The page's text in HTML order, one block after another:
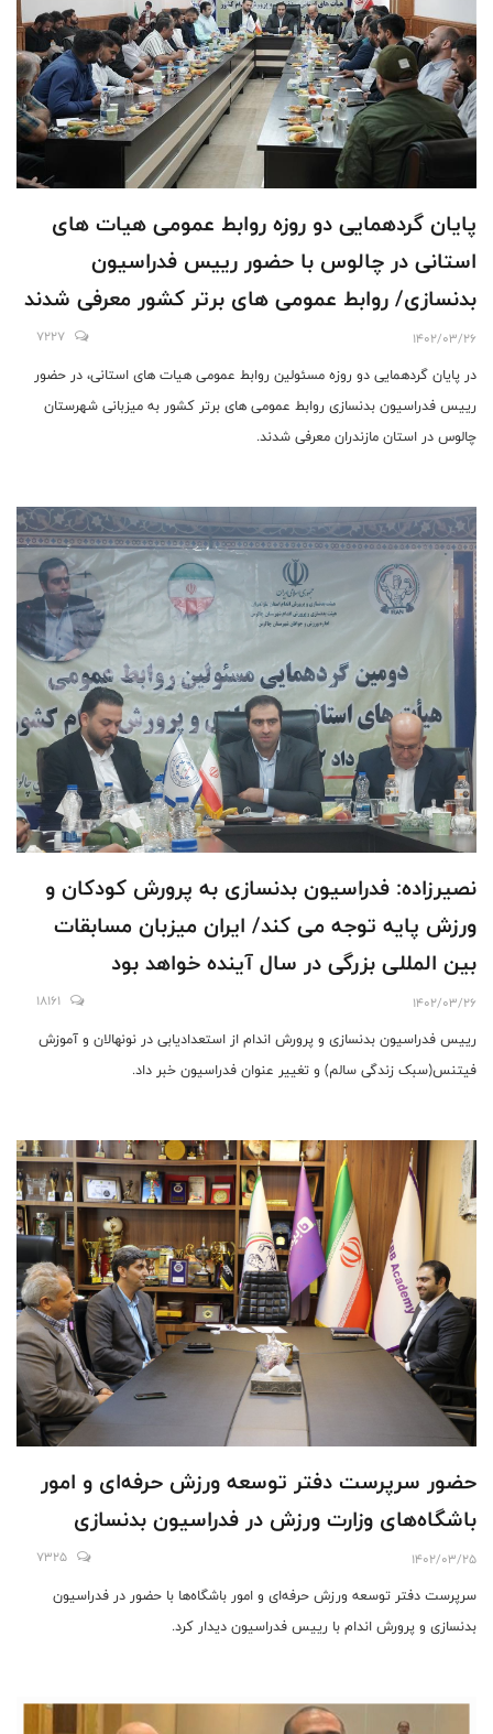
پایان گردهمایی دو روزه روابط عمومی هیات های
استانی در چالوس با حضور رییس فدراسیون
بدنسازی/ روابط عمومی های برتر کشور معرفی شدند
1402/03/26
7227
در پایان گردهمایی دو روزه مسئولین روابط عمومی هیات های استانی، در حضور
رییس فدراسیون بدنسازی روابط عمومی های برتر کشور به میزبانی شهرستان
چالوس در استان مازندران معرفی شدند.
نصیرزاده: فدراسیون بدنسازی به پرورش کودکان و
ورزش پایه توجه می کند/ ایران میزبان مسابقات
بین المللی بزرگی در سال آینده خواهد بود
1402/03/26
18161
رییس فدراسیون بدنسازی و پرورش اندام از استعدادیابی در نونهالان و آموزش
فیتنس(سبک‌ زندگی سالم) و تغییر عنوان فدراسیون خبر داد.
حضور سرپرست دفتر توسعه ورزش حرفه‌ای و امور
باشگاه‌هاى وزارت ورزش در فدراسيون بدنسازى
1402/03/25
7325
سرپرست دفتر توسعه ورزش حرفه‌ای و امور باشگاه‌ها با حضور در فدراسيون
بدنسازى و پرورش اندام با رييس فدراسيون ديدار كرد.